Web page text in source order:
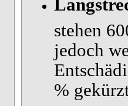
stehen
jedoch
%